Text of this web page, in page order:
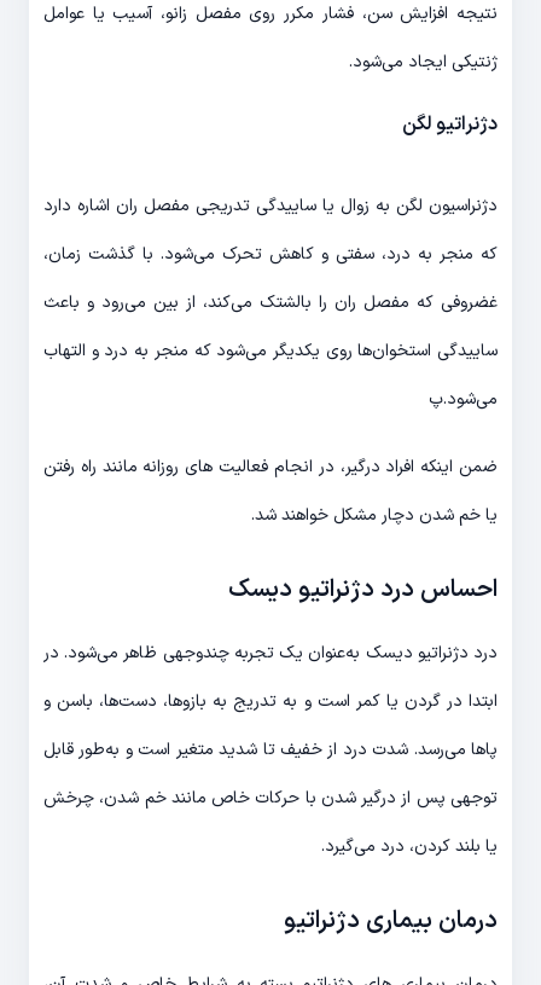
نتیجه افزایش سن، فشار مکرر روی مفصل زانو، آسیب یا عوامل
ژنتیکی ایجاد می‌شود.
دژنراتیو لگن
دژنراسیون لگن به زوال یا ساییدگی تدریجی مفصل ران اشاره دارد
که منجر به درد، سفتی و کاهش تحرک می‌شود. با گذشت زمان،
غضروفی که مفصل ران را بالشتک می‌کند، از بین می‌رود و باعث
ساییدگی استخوان‌ها روی یکدیگر می‌شود که منجر به درد و التهاب
می‌شود.پ
ضمن اینکه افراد درگیر، در انجام فعالیت های روزانه مانند راه رفتن
یا خم شدن دچار مشکل خواهند شد.
احساس درد دژنراتیو دیسک
درد دژنراتیو دیسک به‌عنوان یک تجربه چندوجهی ظاهر می‌شود. در
ابتدا در گردن یا کمر است و به تدریج به بازوها، دست‌ها، باسن و
پاها می‌رسد. شدت درد از خفیف تا شدید متغیر است و به‌طور قابل
توجهی پس از درگیر شدن با حرکات خاص مانند خم شدن، چرخش
یا بلند کردن، درد می‌گیرد.
درمان بیماری دژنراتیو